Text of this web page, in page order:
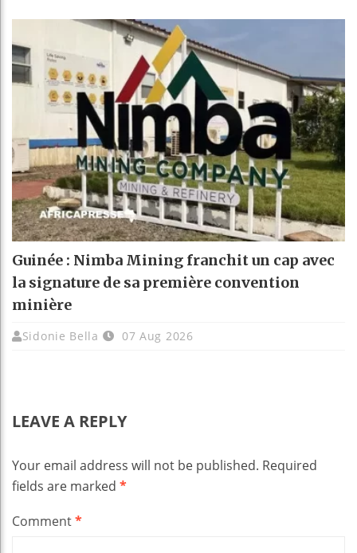
Guinée : Nimba Mining franchit un cap avec
la signature de sa première convention
minière
Sidonie Bella 07 Aug 2026
LEAVE A REPLY
Your email address will not be published. Required
fields are marked *
Comment*